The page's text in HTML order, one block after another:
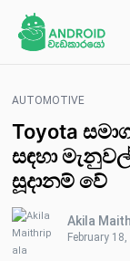
AUTOMOTIVE
Toyota
සඳහා
සූදානම් වේ
Akila
February